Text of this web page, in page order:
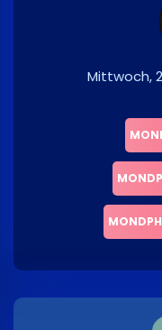
Mittwoch,